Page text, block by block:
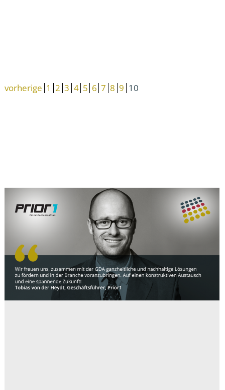
vorherige 1 2 3 4 5 6 7 8 9 10